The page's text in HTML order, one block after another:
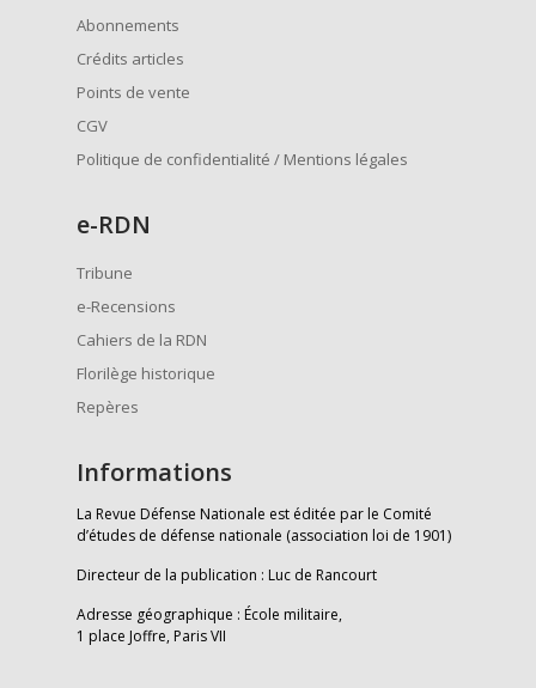
Abonnements
Crédits articles
Points de vente
CGV
Politique de confidentialité / Mentions légales
e-RDN
Tribune
e-Recensions
Cahiers de la RDN
Florilège historique
Repères
Informations
La Revue Défense Nationale est éditée par le Comité
d’études de défense nationale (association loi de 1901)
Directeur de la publication : Luc de Rancourt
Adresse géographique : École militaire,
1 place Joffre, Paris VII